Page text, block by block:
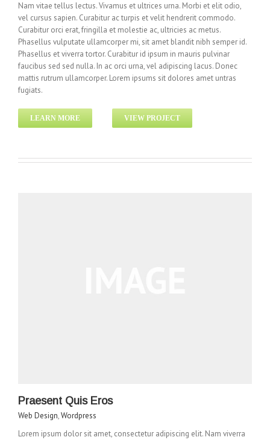
Nam vitae tellus lectus. Vivamus et ultrices urna. Morbi et elit odio,
vel cursus sapien. Curabitur ac turpis et velit hendrerit commodo.
Curabitur orci erat, fringilla et molestie ac, ultricies ac metus.
Phasellus vulputate ullamcorper mi, sit amet blandit nibh semper id.
Phasellus et viverra tortor. Curabitur id ipsum in mauris pulvinar
faucibus sed sed nulla. In ac orci urna, vel adipiscing lacus. Donec
mattis rutrum ullamcorper. Lorem ipsums sit dolores amet untras
fugiats.
LEARN MORE VIEW PROJECT
Praesent Quis Eros
Web Design,Wordpress
Lorem ipsum dolor sit amet, consectetur adipiscing elit. Nam viverra